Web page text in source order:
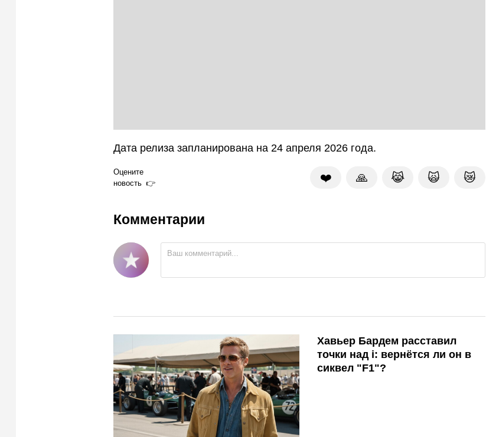
Дата релиза запланирована на 24 апреля 2026 года.
Оцените
новость
❤️ 🙏 😹 🙀 😿
Комментарии
Хавьер Бардем расставил
точки над i: вернётся ли он в
сиквел "F1"?